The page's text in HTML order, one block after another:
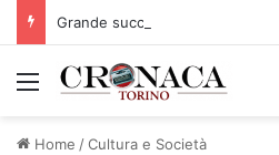
Menu
Home /Cultura e Società